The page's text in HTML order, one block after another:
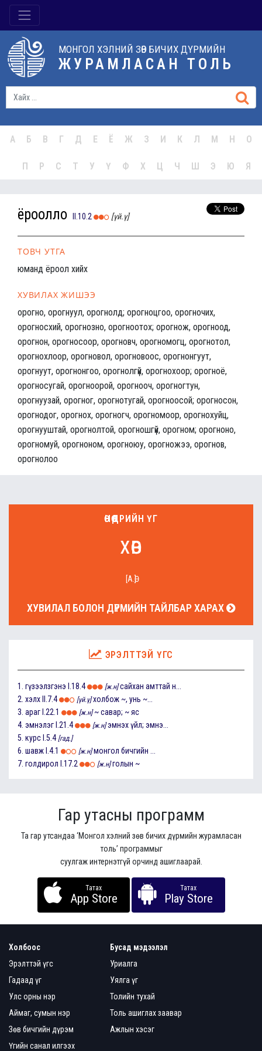
МОНГОЛ ХЭЛНИЙ ЗӨВ БИЧИХ ДҮРМИЙН
ЖУРАМЛАСАН ТОЛЬ
А Б В Г Д Е Ё Ж З И К Л М Н О
П Р С Т У Ү Ф Х Ц Ч Ш Э Ю Я
ёроолло II.10.2 [үй.ү]
ТОВЧ УТГА
юманд ёроол хийх
ХУВИЛАХ ЖИШЭЭ
орогно, орогнуул, орогнолд; орогноцгоо, орогночих,
орогносхий, орогнозно, орогноотох; орогнож, орогноод,
орогнон, орогносоор, орогновч, орогномогц, орогнотол,
орогнохлоор, орогновол, орогновоос, орогнонгуут,
орогнуут, орогнонгоо, орогнолгүй, орогнохоор; орогноё,
орогносугай, орогноорой, орогнооч, орогногтун,
орогнуузай, орогног, орогнотугай, орогноосой; орогносон,
орогнодог, орогнох, орогногч, орогномоор, орогнохуйц,
орогнууштай, орогнолтой, орогношгүй, орогном; орогноно,
орогномуй, орогноном, орогноюу, орогножээ, орогнов,
орогнолоо
ӨНӨӨДРИЙН ҮГ
хөв
[А.Ө]
ХУВИЛАЛ БОЛОН ДҮРМИЙН ТАЙЛБАР ХАРАХ
ЭРЭЛТТЭЙ ҮГС
1. гүзээлзгэнэ I.18.4 [ж.н] сайхан амттай н...
2. хэлх II.7.4 [үй.ү] холбож ~, унь ~...
3. араг I.22.1 [ж.н] ~ савар; ~ яс
4. эмнэлэг I.21.4 [ж.н] эмнэх үйл; эмнэ...
5. курс I.5.4 [гад.]
6. шавж I.4.1 [ж.н] монгол бичгийн ...
7. голдирол I.17.2 [ж.н] голын ~
Гар утасны программ
Та гар утсандаа ‘Монгол хэлний зөв бичих дүрмийн журамласан
толь’ программыг
суулгаж интернэтгүй орчинд ашиглаарай.
Татах
App Store
Татах
Play Store
Холбоос
Эрэлттэй үгс
Гадаад үг
Улс орны нэр
Аймаг, сумын нэр
Зөв бичгийн дүрэм
Үгийн санал илгээх
Бусад мэдээлэл
Уриалга
Уялга үг
Толийн тухай
Толь ашиглах заавар
Ажлын хэсэг